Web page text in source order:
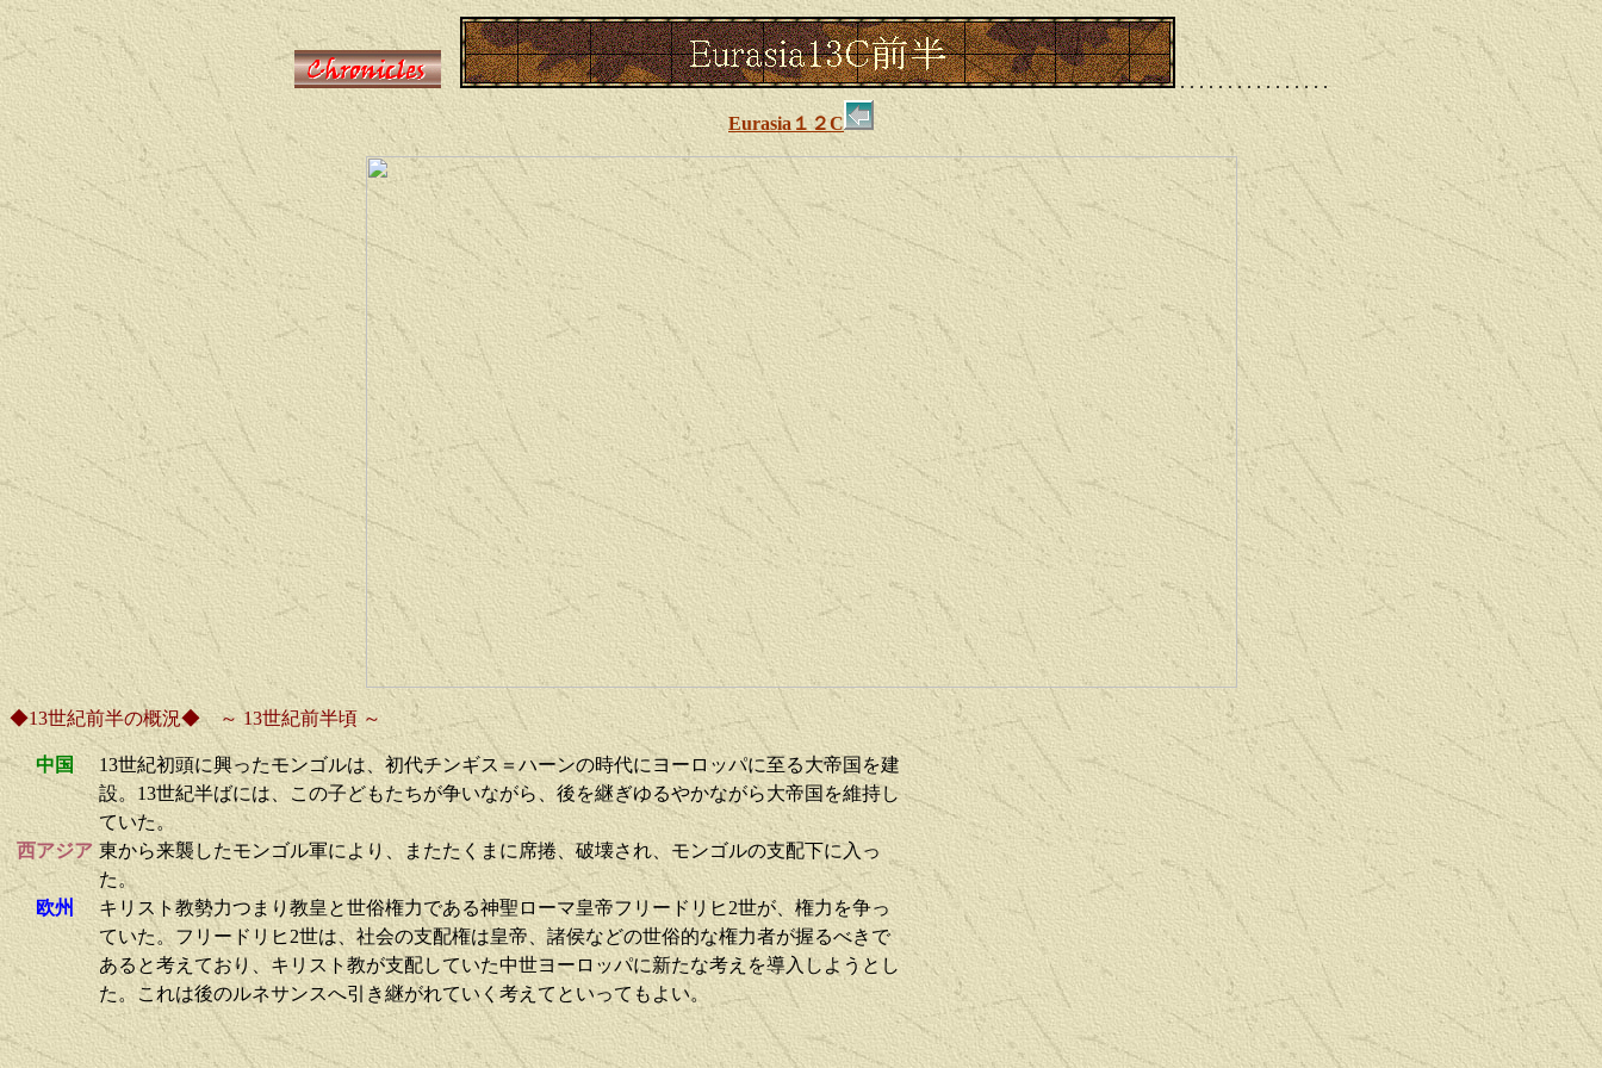
. . . . . . . . . . . . . . . .
Eurasia１２C
◆13世紀前半の概況◆ ～ 13世紀前半頃 ～
中国
13世紀初頭に興ったモンゴルは、初代チンギス＝ハーンの時代にヨーロッパに至る大帝国を建
設。13世紀半ばには、この子どもたちが争いながら、後を継ぎゆるやかながら大帝国を維持し
ていた。
西アジア 東から来襲したモンゴル軍により、またたくまに席捲、破壊され、モンゴルの支配下に入っ
た。
欧州
キリスト教勢力つまり教皇と世俗権力である神聖ローマ皇帝フリードリヒ2世が、権力を争っ
ていた。フリードリヒ2世は、社会の支配権は皇帝、諸侯などの世俗的な権力者が握るべきで
あると考えており、キリスト教が支配していた中世ヨーロッパに新たな考えを導入しようとし
た。これは後のルネサンスへ引き継がれていく考えてといってもよい。